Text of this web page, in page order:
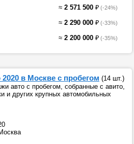
≈ 2 571 500 ₽ (-24%)
≈ 2 290 000 ₽ (-33%)
≈ 2 200 000 ₽ (-35%)
в Москве с пробегом (14 шт.)
авто с пробегом, собранные с авито,
и других крупных автомобильных